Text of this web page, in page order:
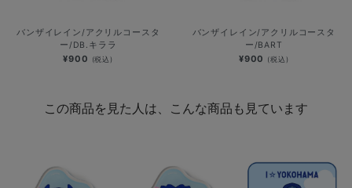
バンザイレイン/アクリルコースタ
ー/DB.キララ
¥900 (税込)
バンザイレイン/アクリルコースタ
ー/BART
¥900 (税込)
この商品を見た人は、こんな商品も見ています